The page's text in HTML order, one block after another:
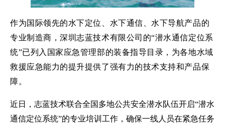
作为国际领先的水下定位、水下通信、水下导航产品的
专业制造商，深圳志蓝技术有限公司 的“潜水通信定位系
统”已列入国家应急管理部的装备指导目录，为各地水域
救援应急能力的提升提供了强有力的技术支持和产品保
障。
近日， 志蓝技术联合全国多地公共安全潜水队伍开启“潜水
通信定位系统”的专业培训工作，确保一线人员在紧急任务